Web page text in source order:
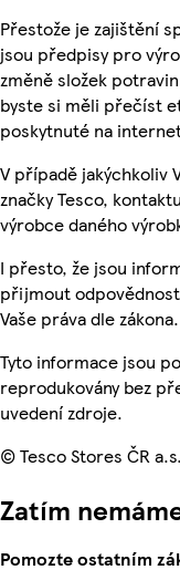
Přestože je zajištění
jsou předpisy pro
změně složek
byste si měli přečíst
poskytnuté na
V případě jakýchkoliv
značky Tesco,
výrobce daného
I přesto, že jsou
přijmout
Vaše práva dle zákona.
Tyto informace jsou
reprodukovány bez
uvedení zdroje.
© Tesco Stores ČR a.s.
Zatím
Pomozte ostatním